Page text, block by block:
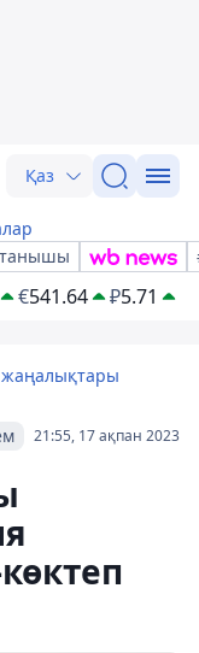
Қаз
€541.64 ₽5.71
21:55, 17 ақпан 2023